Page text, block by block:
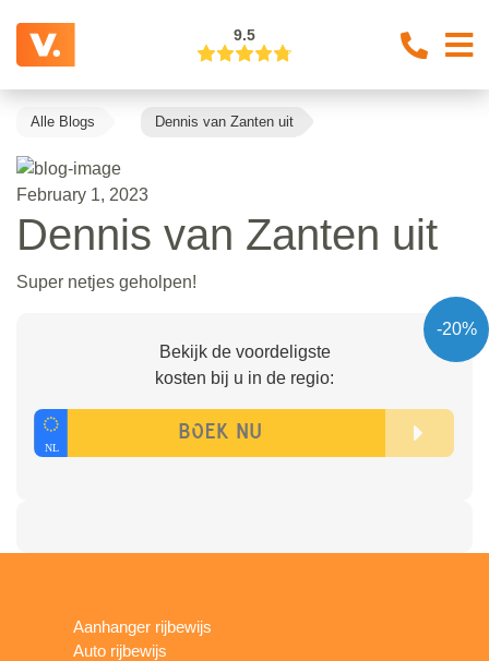
9.5
Alle Blogs Dennis van Zanten uit
February 1, 2023
Dennis van Zanten uit
Super netjes geholpen!
-20%
Bekijk de voordeligste
kosten bij u in de regio:
Aanhanger rijbewijs
Auto rijbewijs